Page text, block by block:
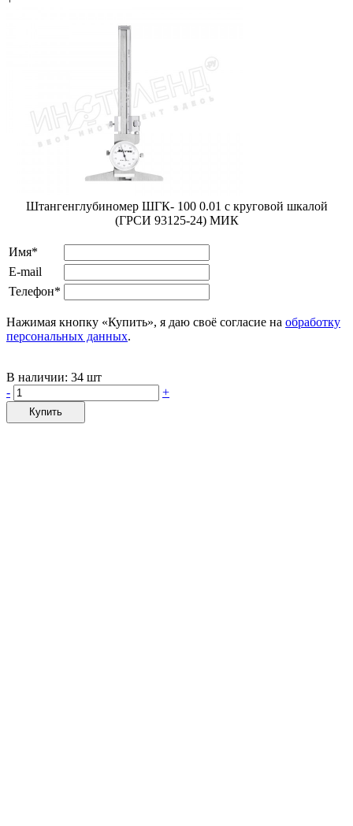
Штангенглубиномер ШГК- 100 0.01 с круговой шкалой
(ГРСИ 93125-24) МИК
Имя*
E-mail
Телефон*
Нажимая кнопку «Купить», я даю своё согласие на обработку
персональных данных.
В наличии: 34 шт
-
+
Купить